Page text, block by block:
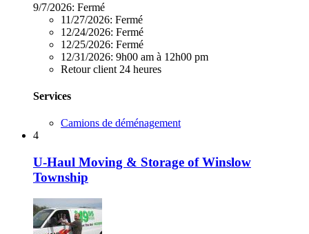
9/7/2026: Fermé
11/27/2026: Fermé
12/24/2026: Fermé
12/25/2026: Fermé
12/31/2026: 9h00 am à 12h00 pm
Retour client 24 heures
Services
Camions de déménagement
4
U-Haul Moving & Storage of Winslow
Township